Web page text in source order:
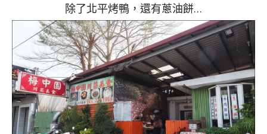
除了北平烤鴨，還有蔥油餅…